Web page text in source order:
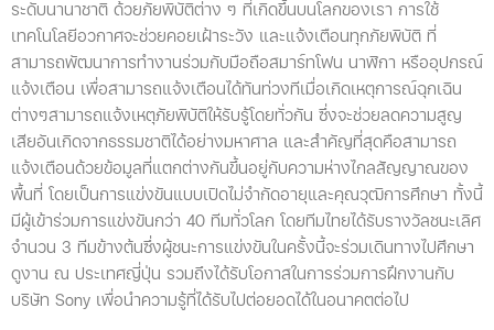
ระดับนานาชาติ ด้วยภัยพิบัติต่าง ๆ ที่เกิดขึ้นบนโลกของเรา การใช้
เทคโนโลยีอวกาศจะช่วยคอยเฝ้าระวัง และแจ้งเตือนทุกภัยพิบัติ ที่
สามารถพัฒนาการทำงานร่วมกับมือถือสมาร์ทโฟน นาฬิกา หรืออุปกรณ์
แจ้งเตือน เพื่อสามารถแจ้งเตือนได้ทันท่วงทีเมื่อเกิดเหตุการณ์ฉุกเฉิน
ต่างๆสามารถแจ้งเหตุภัยพิบัติให้รับรู้โดยทั่วกัน ซึ่งจะช่วยลดความสูญ
เสียอันเกิดจากธรรมชาติได้อย่างมหาศาล และสำคัญที่สุดคือสามารถ
แจ้งเตือนด้วยข้อมูลที่แตกต่างกันขึ้นอยู่กับความห่างไกลสัญญาณของ
พื้นที่ โดยเป็นการแข่งขันแบบเปิดไม่จำกัดอายุและคุณวุฒิการศึกษา ทั้งนี้
มีผู้เข้าร่วมการแข่งขันกว่า 40 ทีมทั่วโลก โดยทีมไทยได้รับรางวัลชนะเลิศ
จำนวน 3 ทีมข้างต้นซึ่งผู้ชนะการแข่งขันในครั้งนี้จะร่วมเดินทางไปศึกษา
ดูงาน ณ ประเทศญี่ปุ่น รวมถึงได้รับโอกาสในการร่วมการฝึกงานกับ
บริษัท Sony เพื่อนำความรู้ที่ได้รับไปต่อยอดได้ในอนาคตต่อไป